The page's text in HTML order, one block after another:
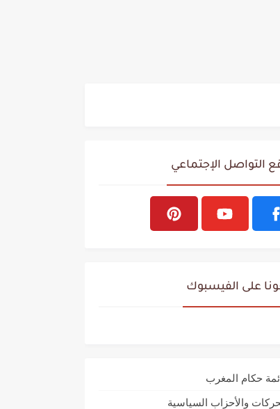
التواصل الإجتماعي
على الفيسبوك
حكام المغرب
والأحزاب السياسية